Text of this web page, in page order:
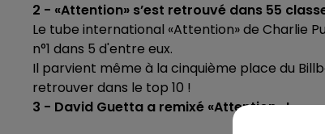
2 - «Attention» s’est retrouvé dans 55
Le tube international «Attention» de Charlie
n°1 dans 5 d'entre eux.
Il parvient même à la cinquième place du
retrouver dans le top 10 !
3 - David Guetta a remixé «Attention» !